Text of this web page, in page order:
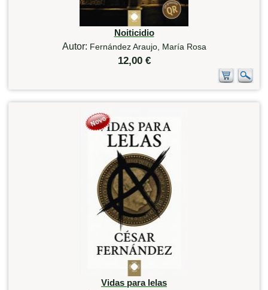
Noiticidio
Autor: Fernández Araujo, María Rosa
12,00 €
Vidas para lelas